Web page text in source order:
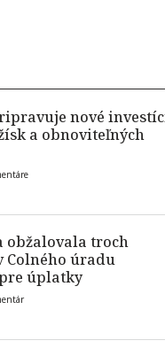
nové
a obnoviteľných
obžalovala troch
Colného úradu
úplatky